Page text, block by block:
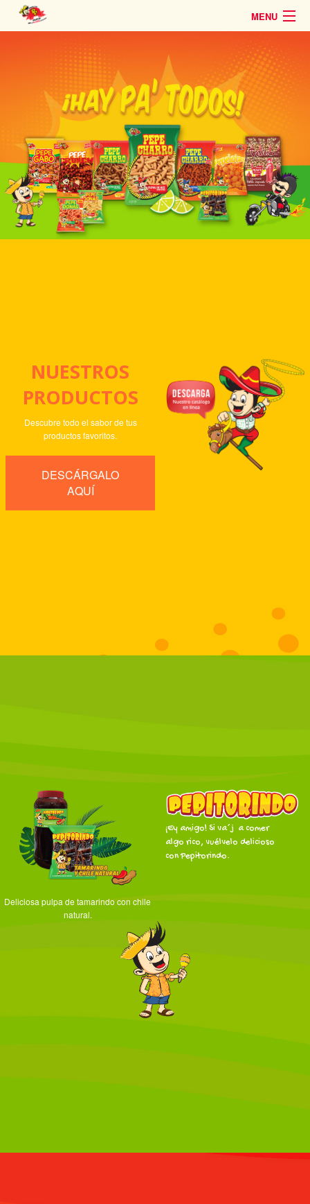
Pasar al contenido principal
MENU
CATÁLOGO
PRODUCTOS
QUIÉNES SOMOS
NUESTROS
PRODUCTOS
Descubre todo el sabor de tus
productos favoritos.
DESCÁRGALO
AQUÍ
Deliciosa pulpa de tamarindo con chile
natural.
¡Ey amigo! Si va´j a comer
algo rico, vuélvelo delicioso
con Pepitorindo.